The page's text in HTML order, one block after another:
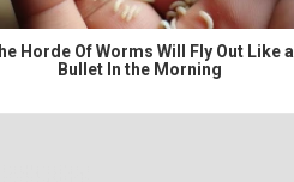
Horde Of Worms Will Fly Out Like a
Bullet In the Morning